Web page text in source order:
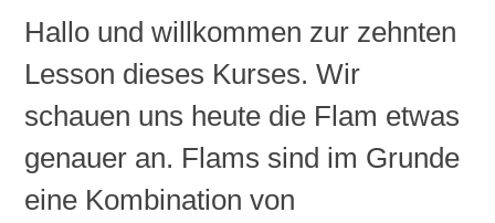
Hallo und willkommen zur zehnten
Lesson dieses Kurses. Wir
schauen uns heute die Flam etwas
genauer an. Flams sind im Grunde
eine Kombination von